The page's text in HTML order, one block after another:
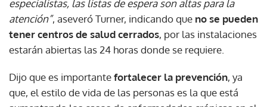
especialistas, las listas de espera son altas para la
atención”, aseveró Turner, indicando que no se pueden
tener centros de salud cerrados, por las instalaciones
estarán abiertas las 24 horas donde se requiere.
Dijo que es importantefortalecer la prevención, ya
que, el estilo de vida de las personas es la que está